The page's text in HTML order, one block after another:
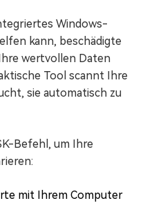
Windows-
kann, beschädigte
wertvollen Daten
Tool scannt Ihre
sie automatisch zu
Befehl, um Ihre
mit Ihrem Computer